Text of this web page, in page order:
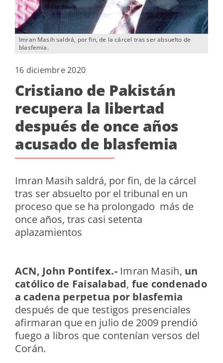
Imran Masih saldrá, por fin, de la cárcel tras ser absuelto de
blasfemia.
16 diciembre 2020
Cristiano de Pakistán
recupera la libertad
después de once años
acusado de blasfemia
Imran Masih saldrá, por fin, de la cárcel
tras ser absuelto por el tribunal en un
proceso que se ha prolongado más de
once años, tras casi setenta
aplazamientos
ACN, John Pontifex.-Imran Masih, un
católico de Faisalabad, fue condenado
a cadena perpetua por blasfemia
después de que testigos presenciales
afirmaran que en julio de 2009 prendió
fuego a libros que contenían versos del
Corán.